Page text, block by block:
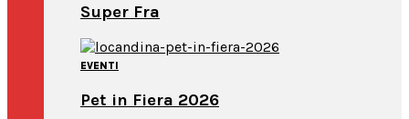
Super Fra
EVENTI
Pet in Fiera 2026